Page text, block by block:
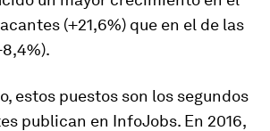
(+21,6%) que en el de las
estos puestos son los segundos
publican en InfoJobs. En 2016,